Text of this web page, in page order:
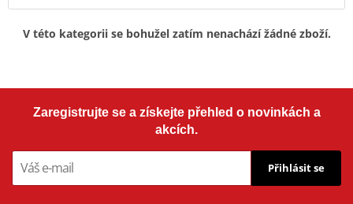
V této kategorii se bohužel zatím nenachází žádné zboží.
Zaregistrujte se a získejte přehled o novinkách a
akcích.
Přihlásit se